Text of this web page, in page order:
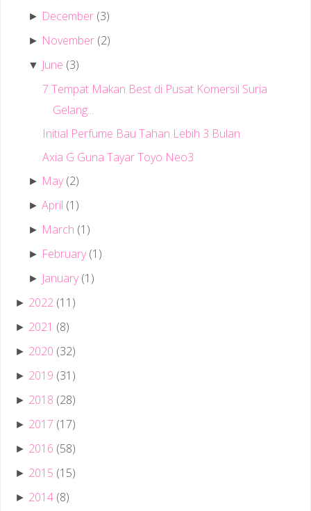
► December (3)
► November (2)
▼ June (3)
7 Tempat Makan Best di Pusat Komersil Suria
Gelang...
Initial Perfume Bau Tahan Lebih 3 Bulan
Axia G Guna Tayar Toyo Neo3
► May (2)
►April (1)
► March (1)
► February (1)
► January (1)
► 2022 (11)
► 2021 (8)
► 2020 (32)
► 2019 (31)
► 2018 (28)
► 2017 (17)
► 2016 (58)
► 2015 (15)
► 2014 (8)